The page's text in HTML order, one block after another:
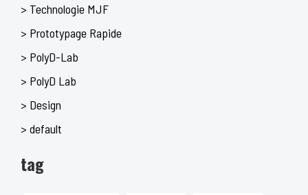
> Technologie MJF
> Prototypage Rapide
> PolyD-Lab
> PolyD Lab
> Design
> default
tag